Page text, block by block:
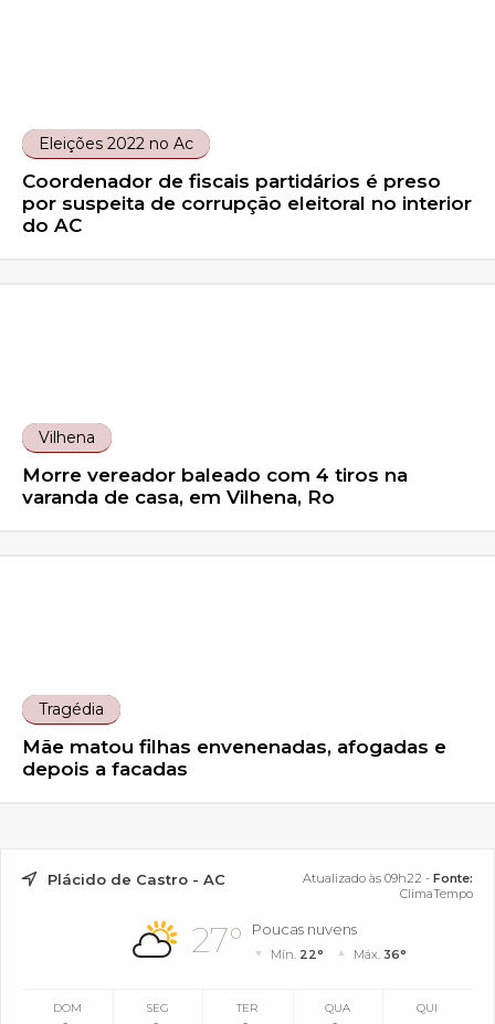
Eleições 2022 no Ac
Coordenador de fiscais partidários é preso
por suspeita de corrupção eleitoral no interior
do AC
Vilhena
Morre vereador baleado com 4 tiros na
varanda de casa, em Vilhena, Ro
Tragédia
Mãe matou filhas envenenadas, afogadas e
depois a facadas
Plácido de Castro - AC Atualizado às 09h22 - Fonte:
ClimaTempo
27° Poucas nuvens
Mín. 22° Máx. 36°
DOM SEG TER QUA QUI